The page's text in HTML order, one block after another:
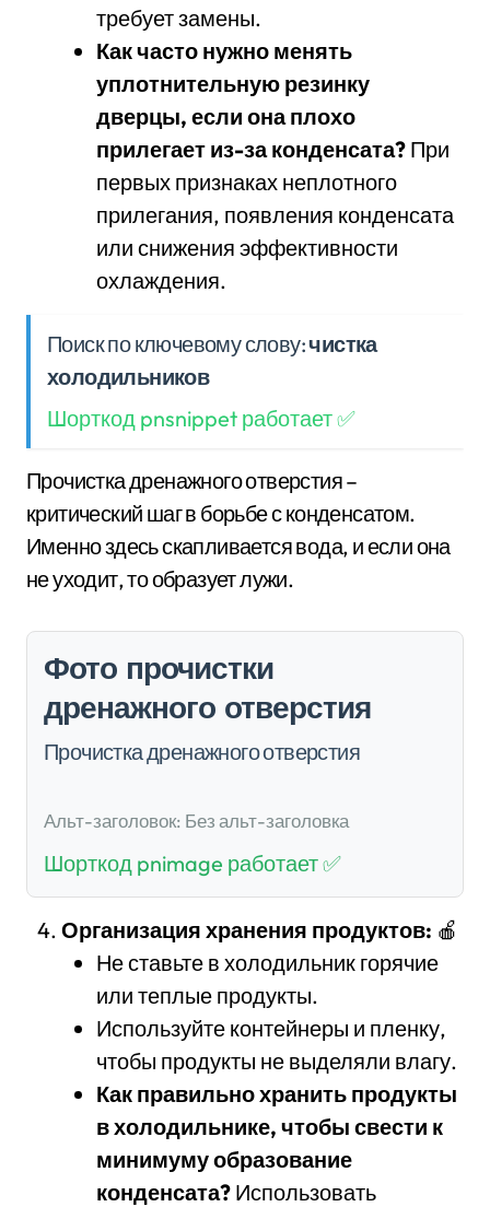
требует замены.
Как часто нужно менять
уплотнительную резинку
дверцы, если она плохо
прилегает из-за конденсата? При
первых признаках неплотного
прилегания, появления конденсата
или снижения эффективности
охлаждения.
Поиск по ключевому слову:чистка
холодильников
Шорткод pnsnippet работает ✅
Прочистка дренажного отверстия –
критический шаг в борьбе с конденсатом.
Именно здесь скапливается вода, и если она
не уходит, то образует лужи.
Фото прочистки
дренажного отверстия
Прочистка дренажного отверстия
Альт-заголовок: Без альт-заголовка
Шорткод pnimage работает ✅
Организация хранения продуктов: 🍎
Не ставьте в холодильник горячие
или теплые продукты.
Используйте контейнеры и пленку,
чтобы продукты не выделяли влагу.
Как правильно хранить продукты
в холодильнике, чтобы свести к
минимуму образование
конденсата? Использовать